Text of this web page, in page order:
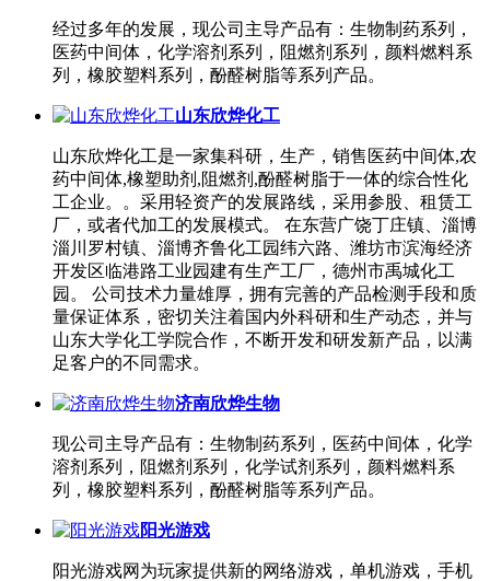
经过多年的发展，现公司主导产品有：生物制药系列，
医药中间体，化学溶剂系列，阻燃剂系列，颜料燃料系
列，橡胶塑料系列，酚醛树脂等系列产品。
山东欣烨化工
山东欣烨化工是一家集科研，生产，销售医药中间体,农
药中间体,橡塑助剂,阻燃剂,酚醛树脂于一体的综合性化
工企业。。采用轻资产的发展路线，采用参股、租赁工
厂，或者代加工的发展模式。 在东营广饶丁庄镇、淄博
淄川罗村镇、淄博齐鲁化工园纬六路、潍坊市滨海经济
开发区临港路工业园建有生产工厂，德州市禹城化工
园。 公司技术力量雄厚，拥有完善的产品检测手段和质
量保证体系，密切关注着国内外科研和生产动态，并与
山东大学化工学院合作，不断开发和研发新产品，以满
足客户的不同需求。
济南欣烨生物
现公司主导产品有：生物制药系列，医药中间体，化学
溶剂系列，阻燃剂系列，化学试剂系列，颜料燃料系
列，橡胶塑料系列，酚醛树脂等系列产品。
阳光游戏
阳光游戏网为玩家提供新的网络游戏，单机游戏，手机